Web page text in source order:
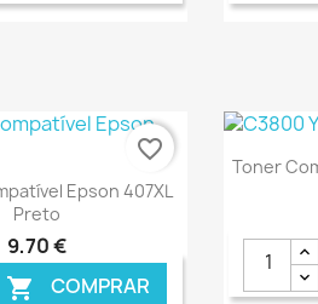
€ ONLINE
Ver+Epson 407XL
Preto
9,70 €
 COMPRAR
favorite_border
Toner